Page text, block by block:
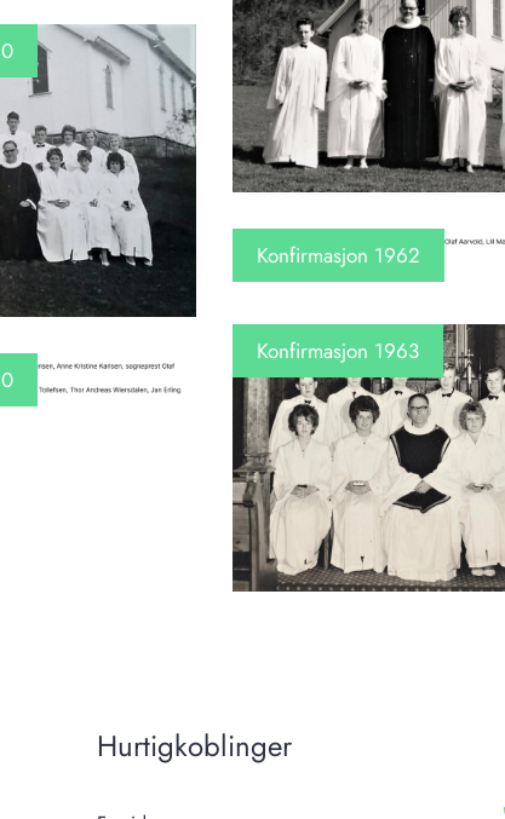
Konfirmasjon 1962
Konfirmasjon 1963
Hurtigkoblinger